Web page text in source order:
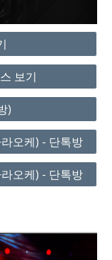
보기
)
오케) - 단톡방
오케) - 단톡방